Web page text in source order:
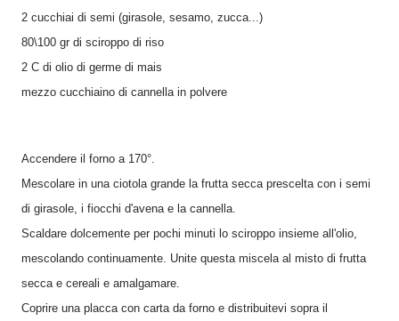
2 cucchiai di semi (girasole, sesamo, zucca...)
80\100 gr di sciroppo di riso
2 C di olio di germe di mais
mezzo cucchiaino di cannella in polvere
Accendere il forno a 170°.
Mescolare in una ciotola grande la frutta secca prescelta con i semi
di girasole, i fiocchi d'avena e la cannella.
Scaldare dolcemente per pochi minuti lo sciroppo insieme all'olio,
mescolando continuamente. Unite questa miscela al misto di frutta
secca e cereali e amalgamare.
Coprire una placca con carta da forno e distribuitevi sopra il